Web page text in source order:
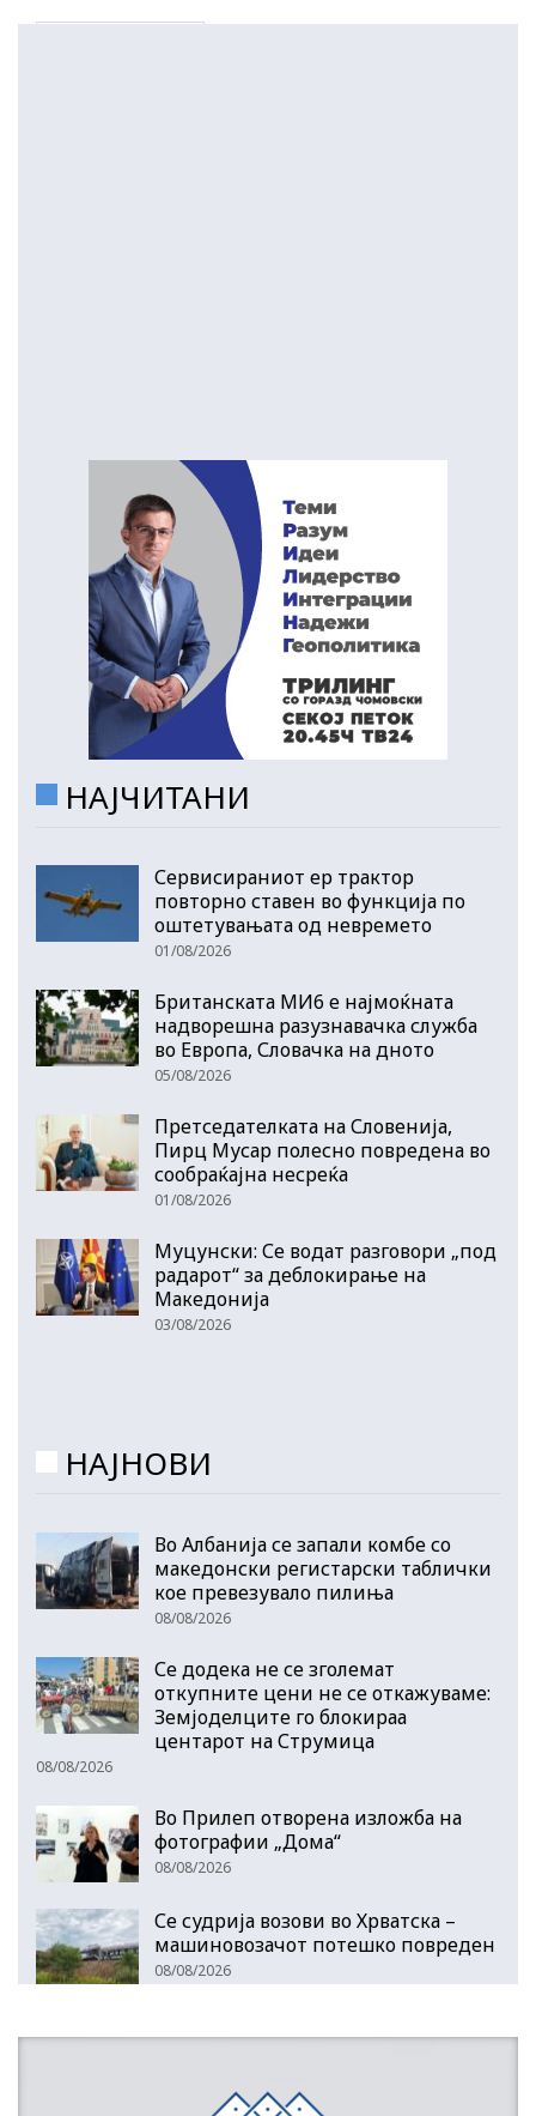
НАЈЧИТАНИ
Сервисираниот ер трактор
повторно ставен во функција по
оштетувањата од невремето
01/08/2026
Британската МИ6 е најмоќната
надворешна разузнавачка служба
во Европа, Словачка на дното
05/08/2026
Претседателката на Словенија,
Пирц Мусар полесно повредена во
сообраќајна несреќа
01/08/2026
Муцунски: Се водат разговори „под
радарот“ за деблокирање на
Македонија
03/08/2026
НАЈНОВИ
Во Албанија се запали комбе со
македонски регистарски таблички
кое превезувало пилиња
08/08/2026
Се додека не се зголемат
откупните цени не се откажуваме:
Земјоделците го блокираа
центарот на Струмица
08/08/2026
Во Прилеп отворена изложба на
фотографии „Дома“
08/08/2026
Се судрија возови во Хрватска –
машиновозачот потешко повреден
08/08/2026